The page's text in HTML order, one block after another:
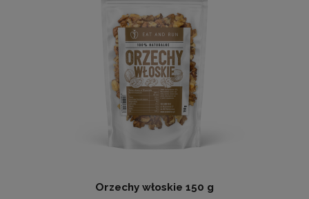
Orzechy włoskie 150 g